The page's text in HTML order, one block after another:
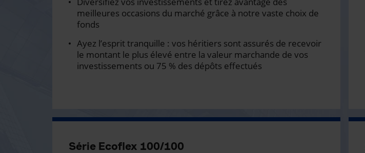
meilleures occasions du marché grâce à notre vaste choix de
fonds
Ayez l’esprit tranquille : vos héritiers sont assurés de recevoir
le montant le plus élevé entre la valeur marchande de vos
investissements ou 75 % des dépôts effectués
Série Ecoflex 100/100